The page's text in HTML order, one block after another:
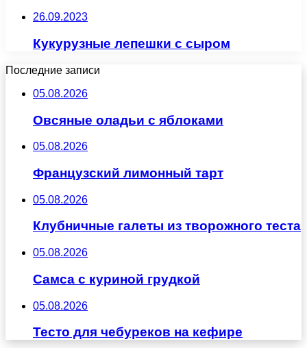
26.09.2023
Кукурузные лепешки с сыром
Последние записи
05.08.2026
Овсяные оладьи с яблоками
05.08.2026
Французский лимонный тарт
05.08.2026
Клубничные галеты из творожного теста
05.08.2026
Самса с куриной грудкой
05.08.2026
Тесто для чебуреков на кефире